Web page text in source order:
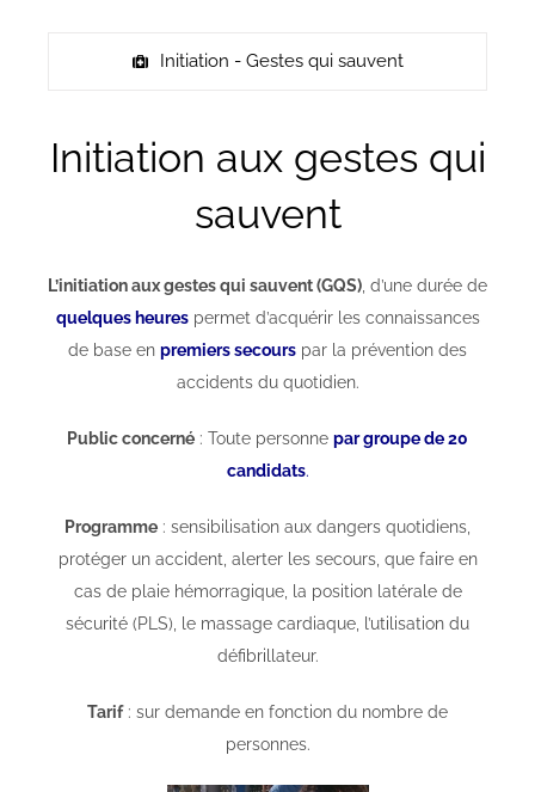
Initiation - Gestes qui sauvent
Initiation aux gestes qui
sauvent
L’initiation aux gestes qui sauvent (GQS) , d’une durée de
quelques heurespermet d’acquérir les connaissances
de base en premiers secours par la prévention des
accidents du quotidien.
Public concerné : Toute personne par groupe de 20
candidats.
Programme : sensibilisation aux dangers quotidiens,
protéger un accident, alerter les secours, que faire en
cas de plaie hémorragique, la position latérale de
sécurité (PLS), le massage cardiaque, l’utilisation du
défibrillateur.
Tarif: sur demande en fonction du nombre de
personnes.